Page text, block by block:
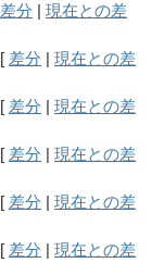
差分 | 現在との差
[ 差分 | 現在との差
[ 差分 | 現在との差
[ 差分 | 現在との差
[ 差分 | 現在との差
[ 差分 | 現在との差